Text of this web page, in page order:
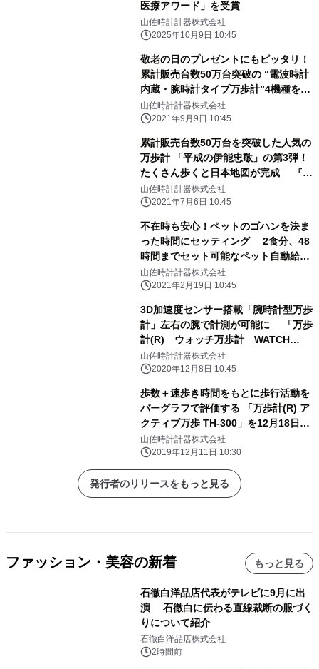
医療アワード」を受賞
山佐時計計器株式会社
2025年10月9日 10:45
敬老の日のプレゼントにもピッタリ！
累計販売台数50万台突破の “電波時計
内蔵・腕時計タイプ万歩計”4機種を完
全リニューアル 『万歩計(R) ウォッ
チ万歩計 DEMPA MANPO』9月16日
山佐時計計器株式会社
2021年9月9日 10:45
累計販売台数50万台を突破した人気の
万歩計 「平成の伊能忠敬」の第3弾！
たくさん歩くと日本地図が完成 『万
歩計(R) ゲームポケット万歩 令和の伊
能忠敬』7月15日新発売
山佐時計計器株式会社
2021年7月6日 10:45
不在時も安心！ペットのゴハンを決ま
った時間にセッティング 2食分、48
時間までセット可能なペット自動給餌
器 「わんにゃんぐるめ(R)」新モデル
が3月1日発売
山佐時計計器株式会社
2021年2月19日 10:45
3D加速度センサー搭載「腕時計型万歩
計」左右の腕で計測が可能に 「万歩
計(R) ウォッチ万歩計 WATCH
MANPO TM-360」 12月15日に新発
売！
山佐時計計器株式会社
2020年12月8日 10:45
歩数＋速歩き時間をもとに歩行活動を
バーグラフで評価する 「万歩計(R) ア
クティブ万歩 TH-300」を12月18日新
発売！
山佐時計計器株式会社
2019年12月11日 10:30
発行者のリリースをもっと見る
ファッション・美容の新着 もっと見る
石徹白洋品店代表がテレビに9月に出
演 石徹白に伝わる直線裁断の服づく
りについて紹介
石徹白洋品店株式会社
2時間前